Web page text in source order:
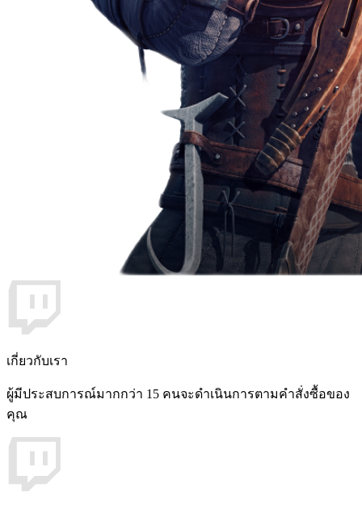
เกี่ยวกับเรา
ผู้มีประสบการณ์มากกว่า 15 คนจะดำเนินการตามคำสั่งซื้อของ
คุณ